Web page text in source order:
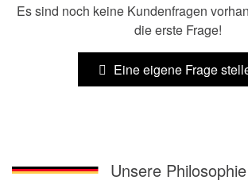
Es sind noch keine Kundenfragen
die erste Frage!
Eine eigene Frage
Unsere Philosophie